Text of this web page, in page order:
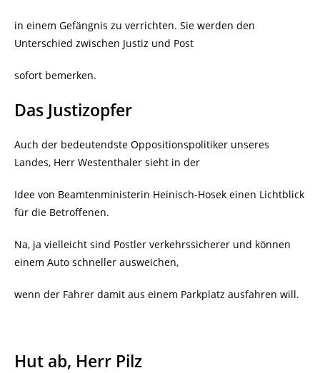
in einem Gefängnis zu verrichten. Sie werden den
Unterschied zwischen Justiz und Post
sofort bemerken.
Das Justizopfer
Auch der bedeutendste Oppositionspolitiker unseres
Landes, Herr Westenthaler sieht in der
Idee von Beamtenministerin Heinisch-Hosek einen Lichtblick
für die Betroffenen.
Na, ja vielleicht sind Postler verkehrssicherer und können
einem Auto schneller ausweichen,
wenn der Fahrer damit aus einem Parkplatz ausfahren will.
Hut ab, Herr Pilz